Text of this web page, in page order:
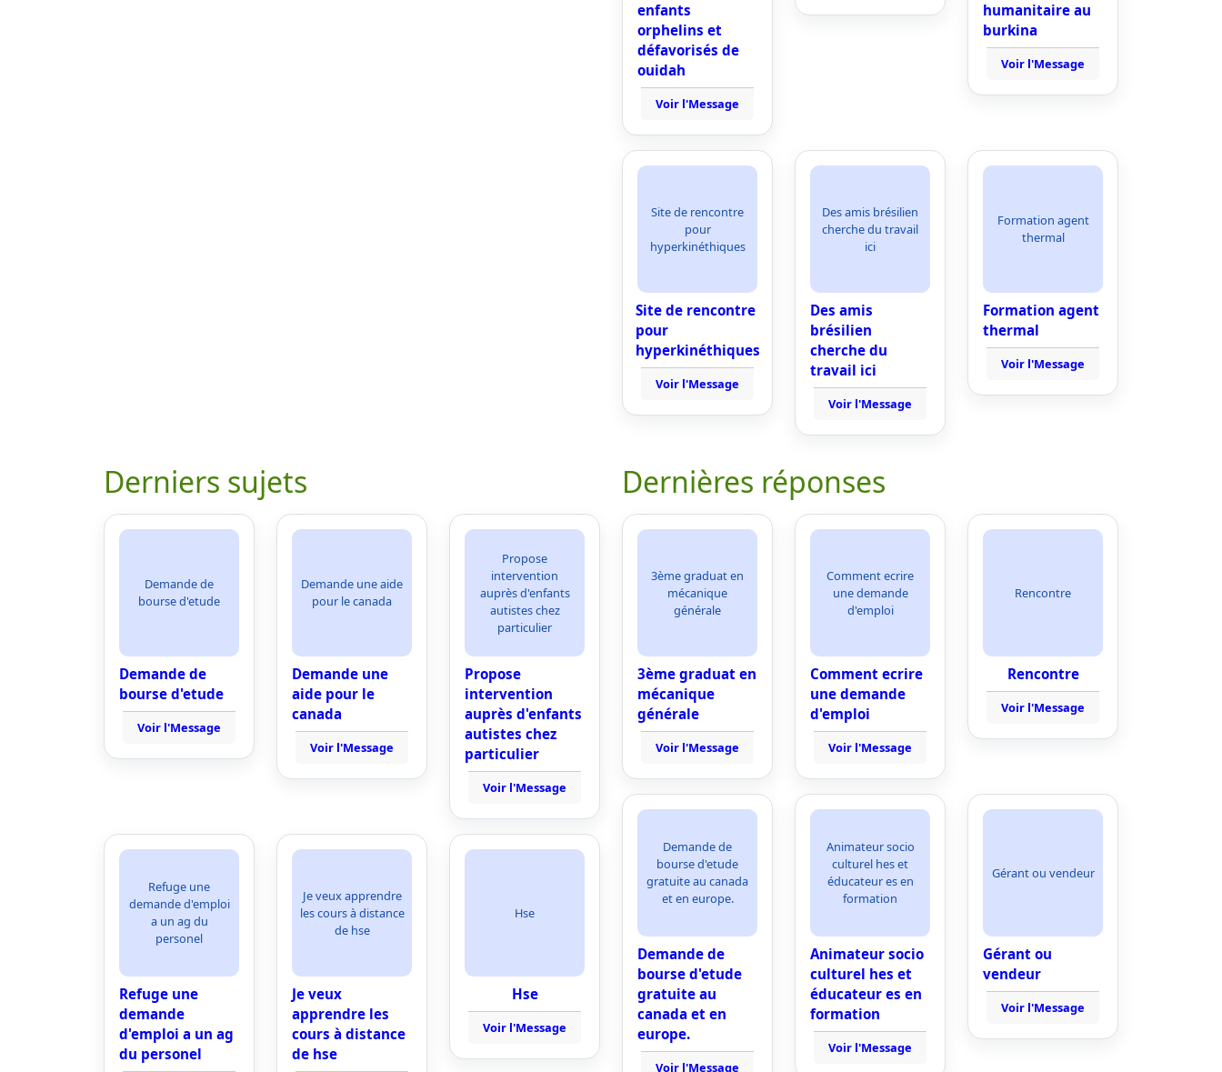
enfants
orphelins et
défavorisés de
ouidah
Voir l'Message
humanitaire au
burkina
Voir l'Message
Site de rencontre
pour
hyperkinéthiques
Site de rencontre
pour
hyperkinéthiques
Voir l'Message
Des amis brésilien
cherche du travail
ici
Des amis
brésilien
cherche du
travail ici
Voir l'Message
Formation agent
thermal
Formation agent
thermal
Voir l'Message
Derniers sujets
Demande de
bourse d'etude
Demande de
bourse d'etude
Voir l'Message
Demande une aide
pour le canada
Demande une
aide pour le
canada
Voir l'Message
Propose
intervention
auprès d'enfants
autistes chez
particulier
Propose
intervention
auprès d'enfants
autistes chez
particulier
Voir l'Message
Refuge une
demande d'emploi
a un ag du
personel
Refuge une
demande
d'emploi a un ag
du personel
Je veux apprendre
les cours à distance
de hse
Je veux
apprendre les
cours à distance
de hse
Hse
Hse
Voir l'Message
Dernières réponses
3ème graduat en
mécanique
générale
3ème graduat en
mécanique
générale
Voir l'Message
Comment ecrire
une demande
d'emploi
Comment ecrire
une demande
d'emploi
Voir l'Message
Rencontre
Rencontre
Voir l'Message
Demande de
bourse d'etude
gratuite au canada
et en europe.
Demande de
bourse d'etude
gratuite au
canada et en
europe.
Voir l'Message
Animateur socio
culturel hes et
éducateur es en
formation
Animateur socio
culturel hes et
éducateur es en
formation
Voir l'Message
Gérant ou vendeur
Gérant ou
vendeur
Voir l'Message